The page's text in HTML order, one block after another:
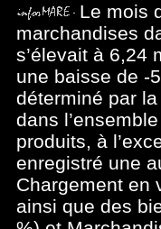
Le mois
marchandises
s’élevait à 6,24
une baisse de -
déterminé par
dans
produits, à
enregistré une
Chargement en
ainsi que des